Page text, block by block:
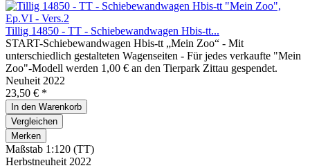
Tillig 14850 - TT - Schiebewandwagen Hbis-tt...
START-Schiebewandwagen Hbis-tt „Mein Zoo“ - Mit
unterschiedlich gestalteten Wagenseiten - Für jedes verkaufte "Mein
Zoo"-Modell werden 1,00 € an den Tierpark Zittau gespendet.
Neuheit 2022
23,50 € *
In den Warenkorb
Vergleichen
Merken
Maßstab 1:120 (TT)
Herbstneuheit 2022